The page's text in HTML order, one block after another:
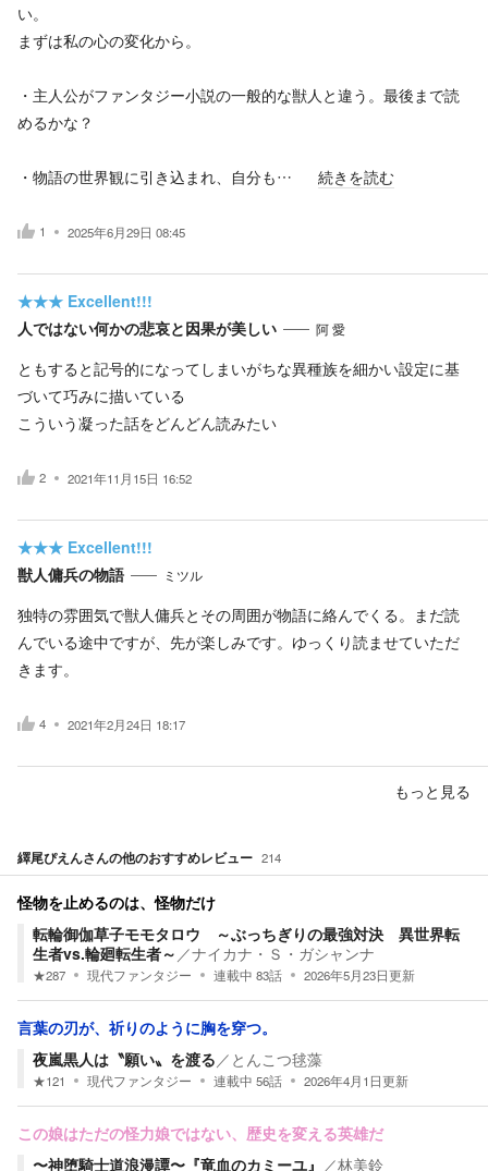
い。
まずは私の心の変化から。
・主人公がファンタジー小説の一般的な獣人と違う。最後まで読
めるかな？
・物語の世界観に引き込まれ、自分も… 続きを読む
1 2025年6月29日 08:45
★★★ Excellent!!!
人ではない何かの悲哀と因果が美しい
阿 愛
ともすると記号的になってしまいがちな異種族を細かい設定に基
づいて巧みに描いている
こういう凝った話をどんどん読みたい
2 2021年11月15日 16:52
★★★ Excellent!!!
獣人傭兵の物語
ミツル
独特の雰囲気で獣人傭兵とその周囲が物語に絡んでくる。まだ読
んでいる途中ですが、先が楽しみです。ゆっくり読ませていただ
きます。
4 2021年2月24日 18:17
もっと見る
繹尾ぴえんさんの他のおすすめレビュー 214
怪物を止めるのは、怪物だけ
転輪御伽草子モモタロウ ～ぶっちぎりの最強対決 異世界転
生者vs.輪廻転生者～ ／ナイカナ・Ｓ・ガシャンナ
★287 現代ファンタジー 連載中 83話 2026年5月23日更新
言葉の刃が、祈りのように胸を穿つ。
夜嵐黒人は〝願い〟を渡る ／ とんこつ毬藻
★121 現代ファンタジー 連載中 56話 2026年4月1日更新
この娘はただの怪力娘ではない、歴史を変える英雄だ
〜神堕騎士道浪漫譚〜『竜血のカミーユ』 ／林美鈴